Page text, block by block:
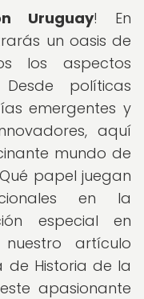
Uruguay! En
un oasis de
los aspectos
políticas
emergentes y
aquí
mundo de
papel juegan
en la
especial en
artículo
Historia de la
apasionante